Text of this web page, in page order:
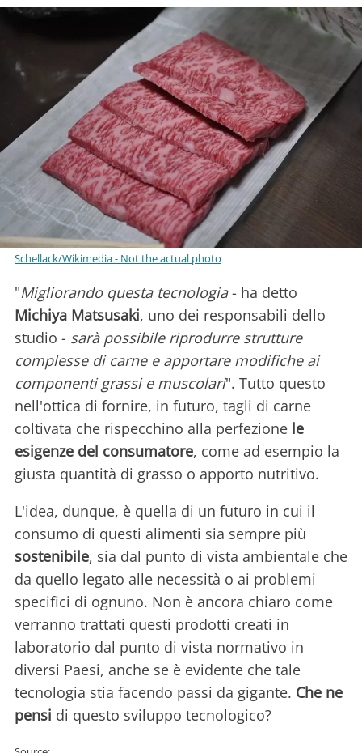
Schellack/Wikimedia - Not the actual photo
"Migliorando questa tecnologia- ha detto
Michiya Matsusaki, uno dei responsabili dello
studio - sarà possibile riprodurre strutture
complesse di carne e apportare modifiche ai
componenti grassi e muscolari". Tutto questo
nell'ottica di fornire, in futuro, tagli di carne
coltivata che rispecchino alla perfezione le
esigenze del consumatore, come ad esempio la
giusta quantità di grasso o apporto nutritivo.
L'idea, dunque, è quella di un futuro in cui il
consumo di questi alimenti sia sempre più
sostenibile, sia dal punto di vista ambientale che
da quello legato alle necessità o ai problemi
specifici di ognuno. Non è ancora chiaro come
verranno trattati questi prodotti creati in
laboratorio dal punto di vista normativo in
diversi Paesi, anche se è evidente che tale
tecnologia stia facendo passi da gigante. Che ne
pensi di questo sviluppo tecnologico?